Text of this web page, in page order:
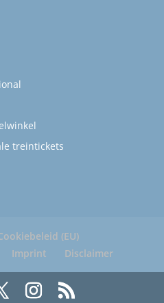
treintickets
(EU)
Imprint Disclaimer